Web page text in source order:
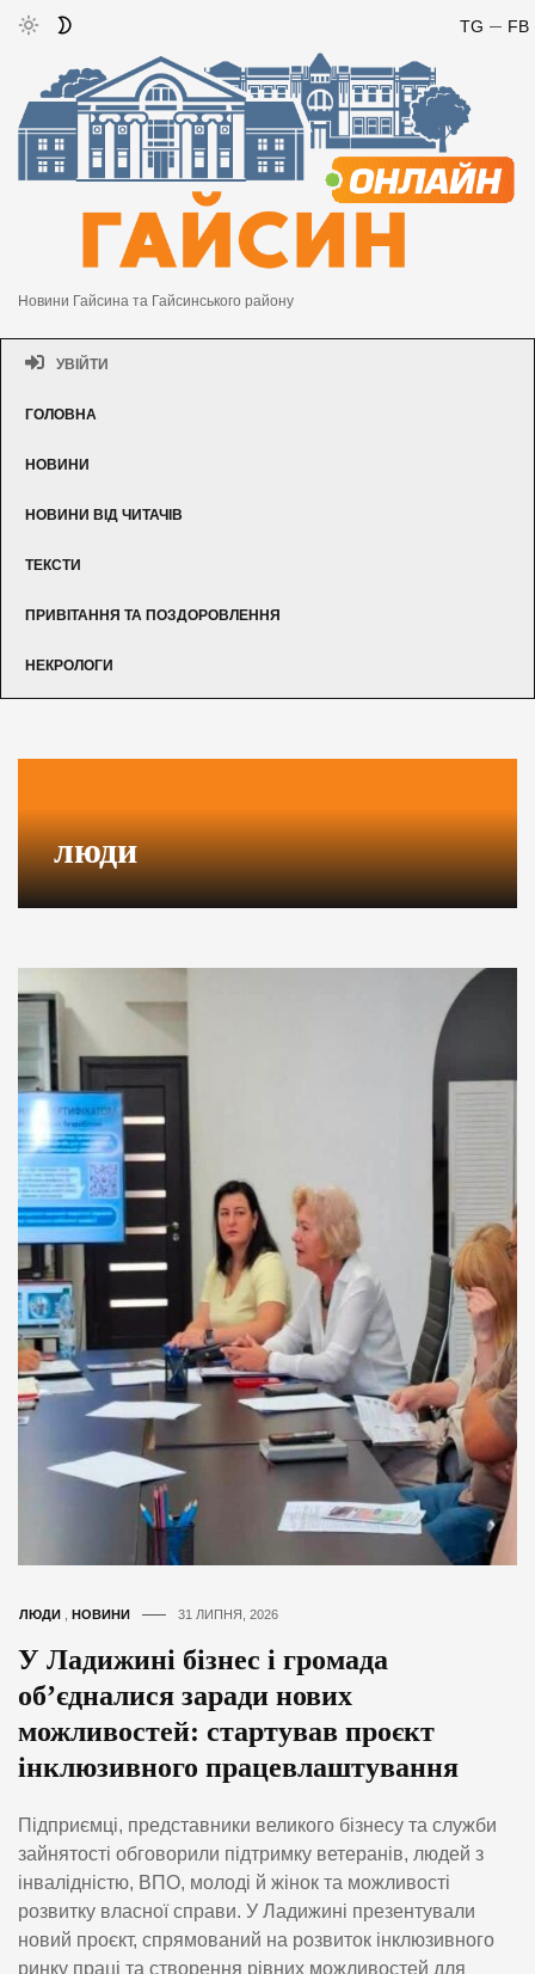
FB
TG
Новини Гайсина та Гайсинського району
УВІЙТИ
ГОЛОВНА
НОВИНИ
НОВИНИ ВІД ЧИТАЧІВ
ТЕКСТИ
ПРИВІТАННЯ ТА ПОЗДОРОВЛЕННЯ
НЕКРОЛОГИ
люди
ЛЮДИ НОВИНИ 31 ЛИПНЯ, 2026
У Ладижині бізнес і громада
об’єдналися заради нових
можливостей: стартував проєкт
інклюзивного працевлаштування
Підприємці, представники великого бізнесу та служби
зайнятості обговорили підтримку ветеранів, людей з
інвалідністю, ВПО, молоді й жінок та можливості
розвитку власної справи. У Ладижині презентували
новий проєкт, спрямований на розвиток інклюзивного
ринку праці та створення рівних можливостей для